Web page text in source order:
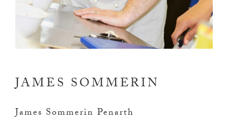
JAMES SOMMERIN
James Sommerin Penarth